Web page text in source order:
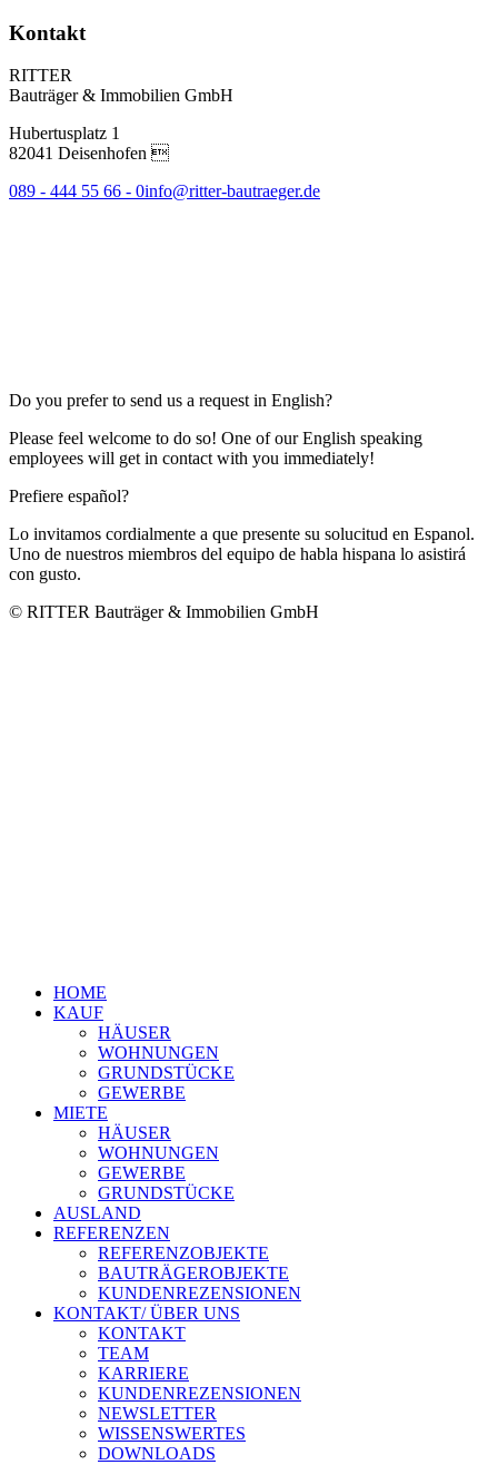
Kontakt
RITTER
Bauträger & Immobilien GmbH
Hubertusplatz 1
82041 Deisenhofen 
089 - 444 55 66 - 0info@ritter-bautraeger.de
Do you prefer to send us a request in English?
Please feel welcome to do so! One of our English speaking
employees will get in contact with you immediately!
Prefiere español?
Lo invitamos cordialmente a que presente su solucitud en Espanol.
Uno de nuestros miembros del equipo de habla hispana lo asistirá
con gusto.
© RITTER Bauträger & Immobilien GmbH
HOME
KAUF
HÄUSER
WOHNUNGEN
GRUNDSTÜCKE
GEWERBE
MIETE
HÄUSER
WOHNUNGEN
GEWERBE
GRUNDSTÜCKE
AUSLAND
REFERENZEN
REFERENZOBJEKTE
BAUTRÄGEROBJEKTE
KUNDENREZENSIONEN
KONTAKT/ ÜBER UNS
KONTAKT
TEAM
KARRIERE
KUNDENREZENSIONEN
NEWSLETTER
WISSENSWERTES
DOWNLOADS